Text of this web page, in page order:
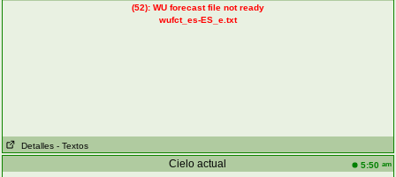
(52): WU forecast file not ready
wufct_es-ES_e.txt
Detalles - Textos
Cielo actual 5:50 am